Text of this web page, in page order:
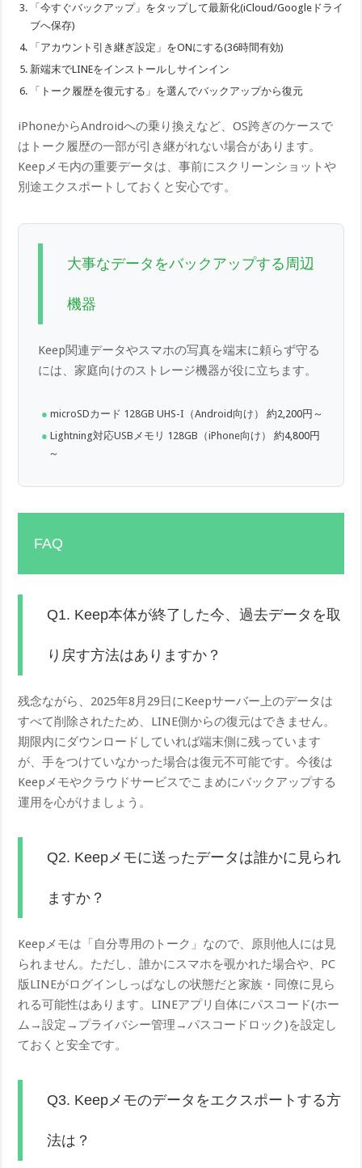
「今すぐバックアップ」をタップして最新化(iCloud/Googleドライ
ブへ保存)
「アカウント引き継ぎ設定」をONにする(36時間有効)
新端末でLINEをインストールしサインイン
「トーク履歴を復元する」を選んでバックアップから復元
iPhoneからAndroidへの乗り換えなど、OS跨ぎのケースで
はトーク履歴の一部が引き継がれない場合があります。
Keepメモ内の重要データは、事前にスクリーンショットや
別途エクスポートしておくと安心です。
大事なデータをバックアップする周辺
機器
Keep関連データやスマホの写真を端末に頼らず守る
には、家庭向けのストレージ機器が役に立ちます。
microSDカード 128GB UHS-I（Android向け）
約2,200円～
Lightning対応USBメモリ 128GB（iPhone向け）
約4,800円
～
FAQ
Q1. Keep本体が終了した今、過去データを取
り戻す方法はありますか？
残念ながら、2025年8月29日にKeepサーバー上のデータは
すべて削除されたため、LINE側からの復元はできません。
期限内にダウンロードしていれば端末側に残っています
が、手をつけていなかった場合は復元不可能です。今後は
Keepメモやクラウドサービスでこまめにバックアップする
運用を心がけましょう。
Q2. Keepメモに送ったデータは誰かに見られ
ますか？
Keepメモは「自分専用のトーク」なので、原則他人には見
られません。ただし、誰かにスマホを覗かれた場合や、PC
版LINEがログインしっぱなしの状態だと家族・同僚に見ら
れる可能性はあります。LINEアプリ自体にパスコード(ホー
ム→設定→プライバシー管理→パスコードロック)を設定し
ておくと安全です。
Q3. Keepメモのデータをエクスポートする方
法は？